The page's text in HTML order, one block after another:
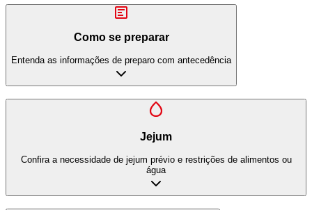
Como se preparar
Entenda as informações de preparo com antecedência
Jejum
Confira a necessidade de jejum prévio e restrições de alimentos ou
água